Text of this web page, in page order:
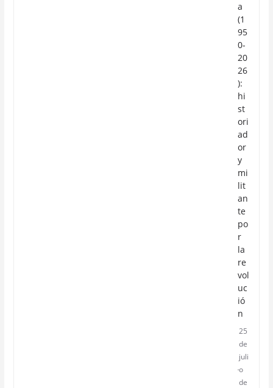
a
(1
95
0-
20
26
):
hi
st
ori
ad
or
y
mi
lit
an
te
po
r
la
re
vol
uc
ió
n
25
de
juli
o
de